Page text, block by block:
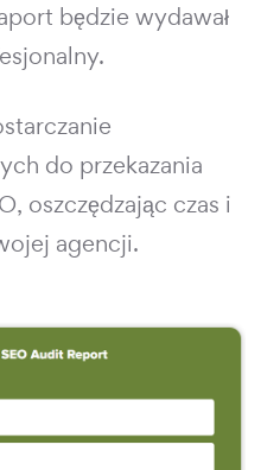
będzie wydawał
do przekazania
oszczędzając czas i
agencji.